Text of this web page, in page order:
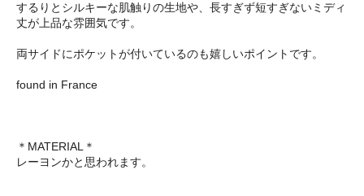
するりとシルキーな肌触りの生地や、長すぎず短すぎないミディ
丈が上品な雰囲気です。
両サイドにポケットが付いているのも嬉しいポイントです。
found in France
＊MATERIAL＊
レーヨンかと思われます。